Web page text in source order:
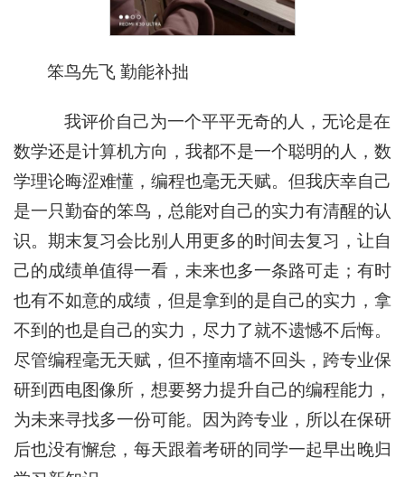
笨鸟先飞 勤能补拙
我评价自己为一个平平无奇的人，无论是在
数学还是计算机方向，我都不是一个聪明的人，数
学理论晦涩难懂，编程也毫无天赋。但我庆幸自己
是一只勤奋的笨鸟，总能对自己的实力有清醒的认
识。期末复习会比别人用更多的时间去复习，让自
己的成绩单值得一看，未来也多一条路可走；有时
也有不如意的成绩，但是拿到的是自己的实力，拿
不到的也是自己的实力，尽力了就不遗憾不后悔。
尽管编程毫无天赋，但不撞南墙不回头，跨专业保
研到西电图像所，想要努力提升自己的编程能力，
为未来寻找多一份可能。因为跨专业，所以在保研
后也没有懈怠，每天跟着考研的同学一起早出晚归